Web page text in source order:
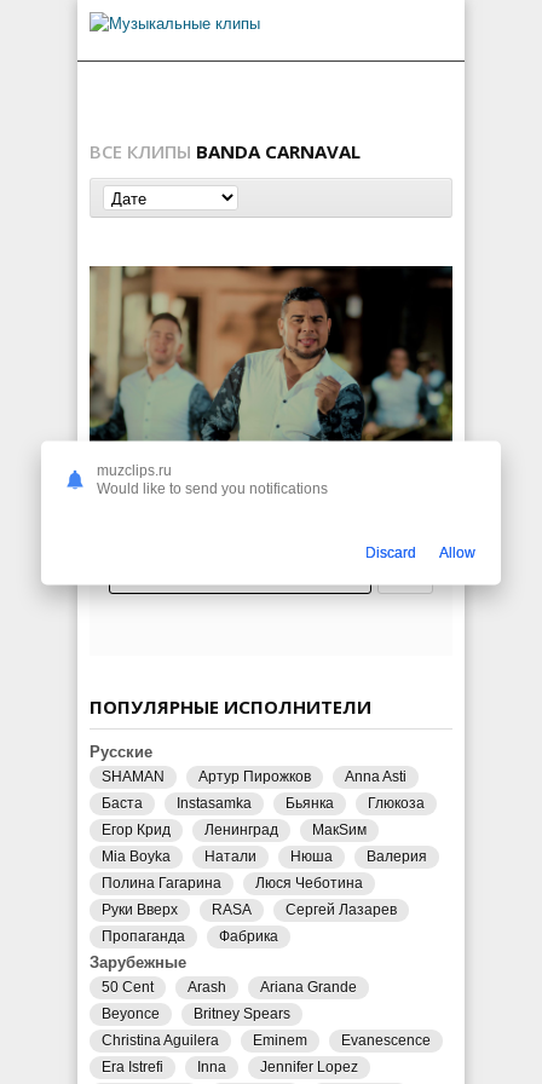
ВСЕ КЛИПЫ BANDA CARNAVAL
Banda Carnaval — Olvidarte, Cómo?
ПОПУЛЯРНЫЕ ИСПОЛНИТЕЛИ
Русские
SHAMAN Артур Пирожков
Anna Asti
Баста
Instasamka Бьянка
Глюкоза
Егор Крид
Ленинград
МакSим
Mia Boyka
Натали Нюша
Валерия
Полина Гагарина
Люся Чеботина
Руки Вверх
RASA
Сергей Лазарев
Пропаганда
Фабрика
Зарубежные
50 Cent Arash
Ariana Grande
Beyonce
Britney Spears
Christina Aguilera
Eminem
Evanescence
Era Istrefi
Inna Jennifer Lopez
muzclips.ru
Would like to send you notifications
Discard Allow